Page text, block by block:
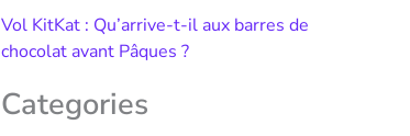
Vol KitKat : Qu’arrive-t-il aux barres de
chocolat avant Pâques ?
Categories